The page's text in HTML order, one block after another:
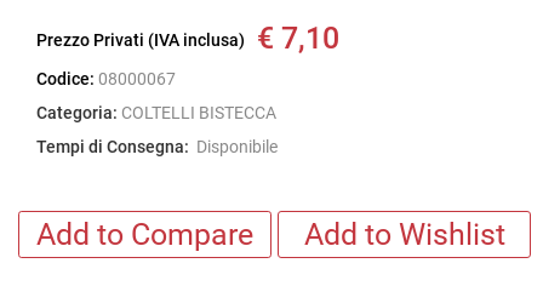
Prezzo Privati (IVA inclusa) € 7,10
Codice: 08000067
Categoria: COLTELLI BISTECCA
Tempi di Consegna: Disponibile
Add to Compare Add to Wishlist